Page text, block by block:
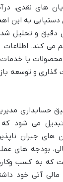
های نقدی،
دستیابی به این
دقیق و تحلیل
می کند.
محصولات یا
و توسعه
حسابداری
می شود که
جبران
بودجه های
به کسب
آتی خود